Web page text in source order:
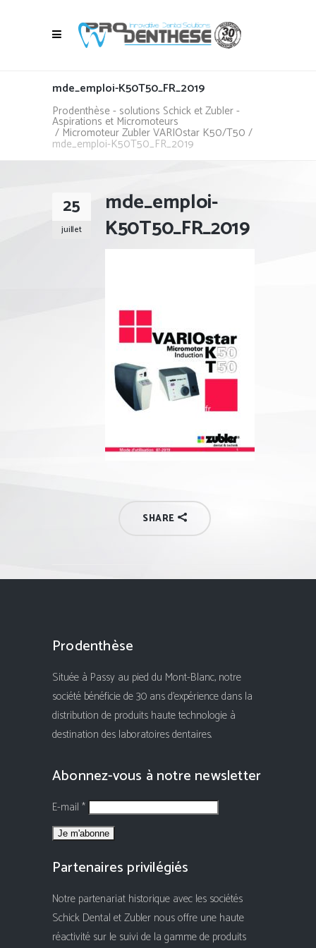
mde_emploi-K50T50_FR_2019
Prodenthèse - solutions Schick et Zubler -
Aspirations et Micromoteurs
/ Micromoteur Zubler VARIOstar K50/T50 /
mde_emploi-K50T50_FR_2019
25
juillet
mde_emploi-
K50T50_FR_2019
SHARE
Prodenthèse
Située à Passy au pied du Mont-Blanc, notre
société bénéficie de 30 ans d'expérience dans la
distribution de produits haute technologie à
destination des laboratoires dentaires.
Abonnez-vous à notre newsletter
E-mail *
Partenaires privilégiés
Notre partenariat historique avec les sociétés
Schick Dental et Zubler nous offre une haute
réactivité sur le suivi de la gamme de produits